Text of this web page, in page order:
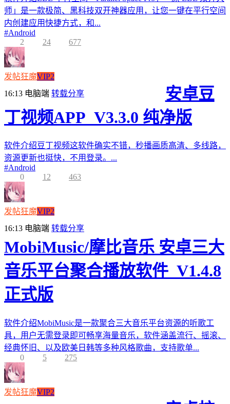
师」是一款极简、黑科技双开神器应用，让您一键在平行空间
内创建应用快捷方式，和...
#Android
2
24 677
发帖狂魔VIP2
16:13 电脑端 转载分享
安卓豆
丁视频APP_V3.3.0 纯净版
软件介绍豆丁视频这软件确实不错，秒播画质高清、多线路，
资源更新也挺快，不用登录。...
#Android
0
12 463
发帖狂魔VIP2
16:13 电脑端 转载分享
MobiMusic/摩比音乐 安卓三大
音乐平台聚合播放软件_V1.4.8
正式版
软件介绍MobiMusic是一款聚合三大音乐平台资源的听歌工
具，用户无需登录即可畅享海量音乐，软件涵盖流行、摇滚、
经典怀旧、以及欧美日韩等多种风格歌曲，支持歌单...
0
5 275
发帖狂魔VIP2